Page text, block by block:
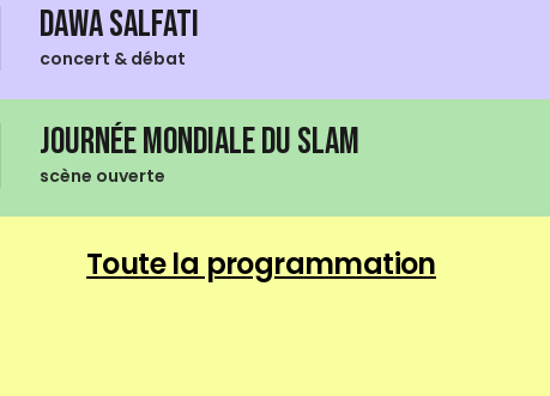
Dawa Salfati
concert & débat
Journée mondiale du Slam
scène ouverte
Toute la programmation